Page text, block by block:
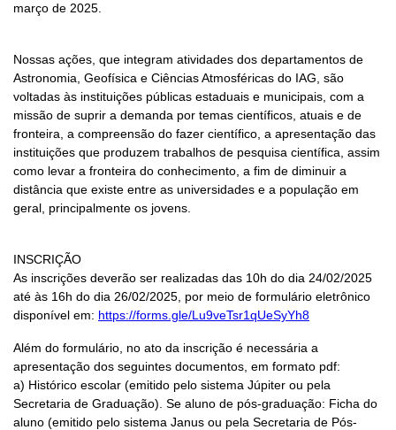
março de 2025.
Nossas ações, que integram atividades dos departamentos de
Astronomia, Geofísica e Ciências Atmosféricas do IAG, são
voltadas às instituições públicas estaduais e municipais, com a
missão de suprir a demanda por temas científicos, atuais e de
fronteira, a compreensão do fazer científico, a apresentação das
instituições que produzem trabalhos de pesquisa científica, assim
como levar a fronteira do conhecimento, a fim de diminuir a
distância que existe entre as universidades e a população em
geral, principalmente os jovens.
INSCRIÇÃO
As inscrições deverão ser realizadas das 10h do dia 24/02/2025
até às 16h do dia 26/02/2025, por meio de formulário eletrônico
disponível em: https://forms.gle/Lu9veTsr1qUeSyYh8
Além do formulário, no ato da inscrição é necessária a
apresentação dos seguintes documentos, em formato pdf:
a) Histórico escolar (emitido pelo sistema Júpiter ou pela
Secretaria de Graduação). Se aluno de pós-graduação: Ficha do
aluno (emitido pelo sistema Janus ou pela Secretaria de Pós-